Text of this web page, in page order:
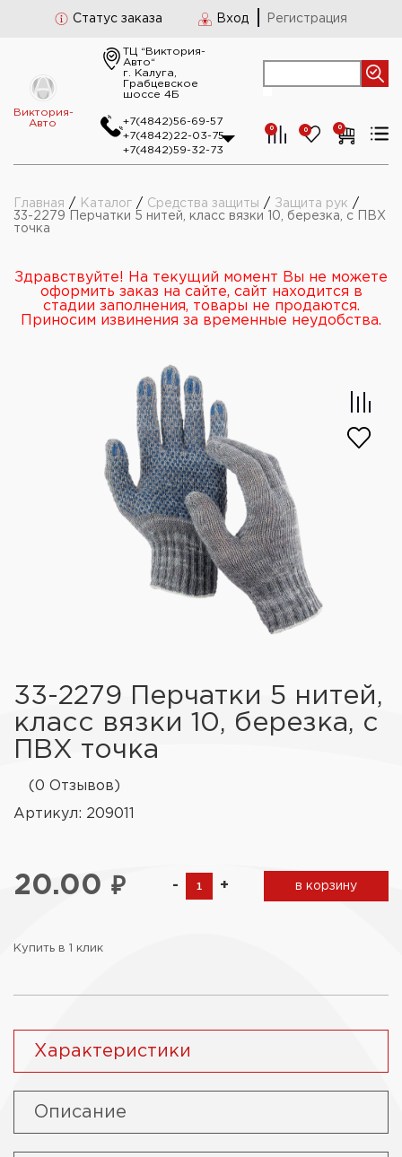
Статус заказа Вход Регистрация
Виктория-
Авто
ТЦ “Виктория-
Авто“
г. Калуга,
Грабцевское
шоссе 4Б
+7(4842)56-69-57
+7(4842)22-03-75
+7(4842)59-32-73
0 0 0
Главная / Каталог / Средства защиты / Защита рук /
33-2279 Перчатки 5 нитей, класс вязки 10, березка, с ПВХ
точка
Здравствуйте! На текущий момент Вы не можете
оформить заказ на сайте, сайт находится в
стадии заполнения, товары не продаются.
Приносим извинения за временные неудобства.
33-2279 Перчатки 5 нитей,
класс вязки 10, березка, с
ПВХ точка
(0 Отзывов)
Артикул: 209011
20.00 ₽ - + в корзину
Купить в 1 клик
Характеристики
Описание